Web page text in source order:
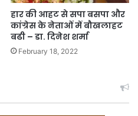
हार की आहट से सपा बसपा और
कांग्रेस के नेताओं में बौखलाहट
बढी – डा. दिनेश शर्मा
February 18, 2022